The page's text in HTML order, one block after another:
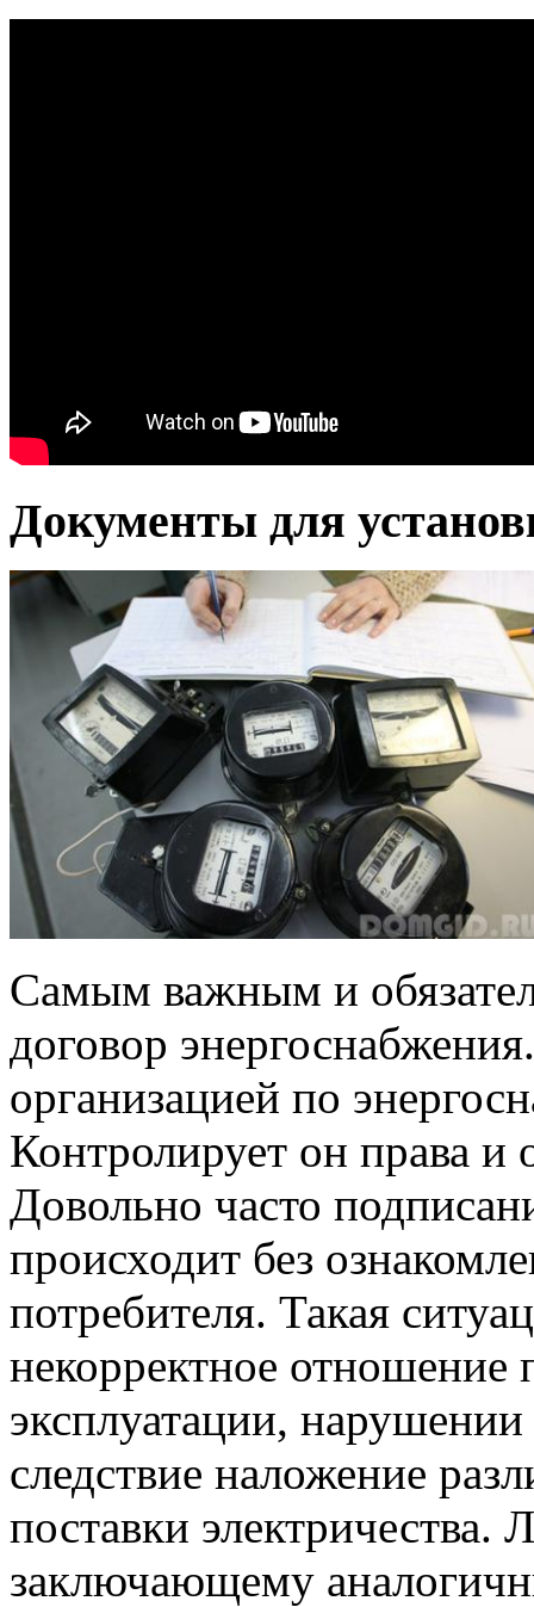
Документы для
Самым важным и
договор
организацией по
Контролирует он права и
Довольно часто
происходит без
потребителя. Такая
некорректное отношение
эксплуатации,
следствие наложение
поставки
заключающему